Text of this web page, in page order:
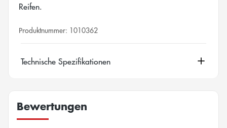
Reifen.
Produktnummer: 1010362
Technische Spezifikationen
Bewertungen